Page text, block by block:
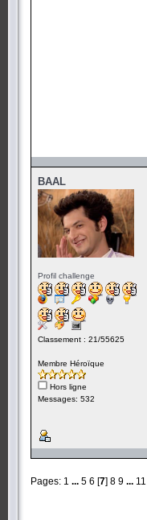
BAAL
Profil challenge
Classement : 21/55625
Membre Héroïque
Hors ligne
Messages: 532
Pages: 1 ... 5 6 [7] 8 9 ... 11